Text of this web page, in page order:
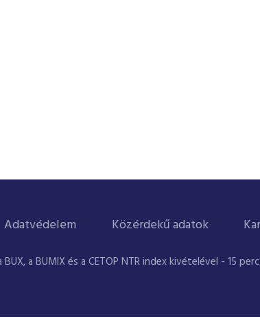
Adatvédelem Közérdekű adatok
a BUMIX és a CETOP NTR index kivételével - 15